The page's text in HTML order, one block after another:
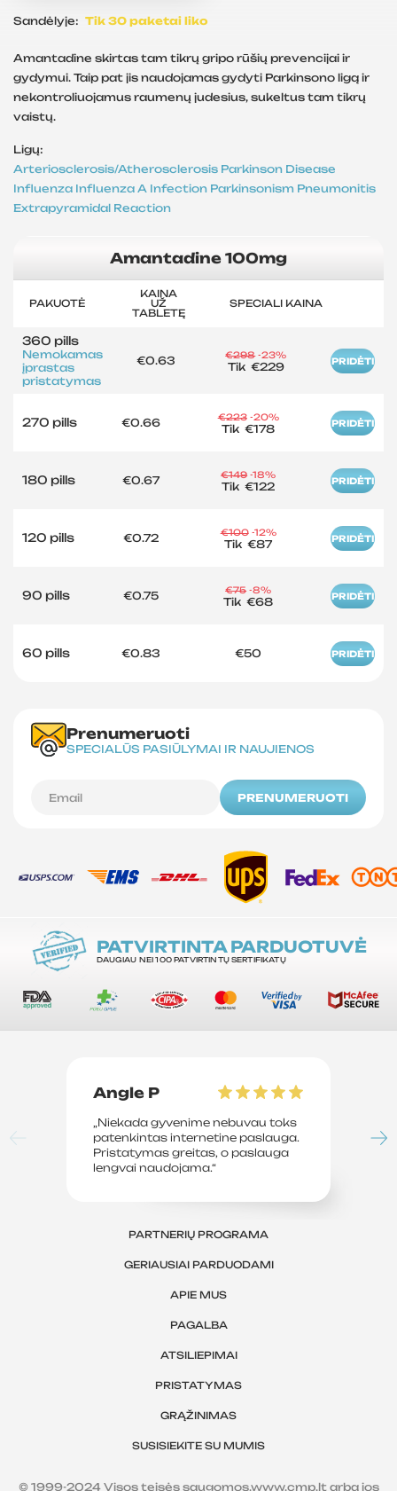
Sandėlyje: Tik 30 paketai liko
Amantadine skirtas tam tikrų gripo rūšių prevencijai ir
gydymui. Taip pat jis naudojamas gydyti Parkinsono ligą ir
nekontroliuojamus raumenų judesius, sukeltus tam tikrų
vaistų.
Ligų:
Arteriosclerosis/Atherosclerosis Parkinson Disease
Influenza Influenza A Infection Parkinsonism Pneumonitis
Extrapyramidal Reaction
Amantadine 100mg
PAKUOTĖ
KAINA
UŽ
TABLETĘ
SPECIALI KAINA
360 pills
Nemokamas
įprastas
pristatymas
€0.63 €298 -23%
Tik €229 PRIDĖTI
270 pills €0.66 €223 -20%
Tik€178 PRIDĖTI
180 pills €0.67 €149 -18%
Tik€122 PRIDĖTI
120 pills €0.72 €100 -12%
Tik€87 PRIDĖTI
90 pills €0.75 €75 -8%
Tik€68 PRIDĖTI
60 pills €0.83 €50 PRIDĖTI
Prenumeruoti
SPECIALŪS PASIŪLYMAI IR NAUJIENOS
PRENUMERUOTI
PATVIRTINTA PARDUOTUVĖ
DAUGIAU NEI 100 PATVIRTINTŲ SERTIFIKATŲ
Angle P
„Niekada gyvenime nebuvau toks
patenkintas internetine paslauga.
Pristatymas greitas, o paslauga
lengvai naudojama.“
PARTNERIŲ PROGRAMA
GERIAUSIAI PARDUODAMI
APIE MUS
PAGALBA
ATSILIEPIMAI
PRISTATYMAS
GRĄŽINIMAS
SUSISIEKITE SU MUMIS
© 1999-2024 Visos teisės saugomos.www.cmp.lt arba jos